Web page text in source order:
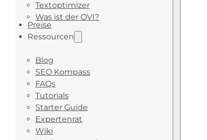
Textoptimizer
Was ist der OVI?
Preise
Ressourcen
Blog
SEO Kompass
FAQs
Tutorials
Starter Guide
Expertenrat
Wiki